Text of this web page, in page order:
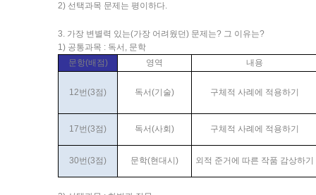
2) 선택과목 문제는 평이하다.
3. 가장 변별력 있는(가장 어려웠던) 문제는? 그 이유는?
1) 공통과목 : 독서, 문학
문항(배점)
영역 내용
12번(3점) 독서(기술) 구체적 사례에 적용하기
17번(3점) 독서(사회) 구체적 사례에 적용하기
30번(3점) 문학(현대시) 외적 준거에 따른 작품 감상하기